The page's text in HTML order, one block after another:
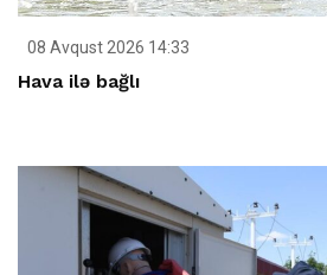
08 Avqust 2026 14:33
Hava ilə bağlı